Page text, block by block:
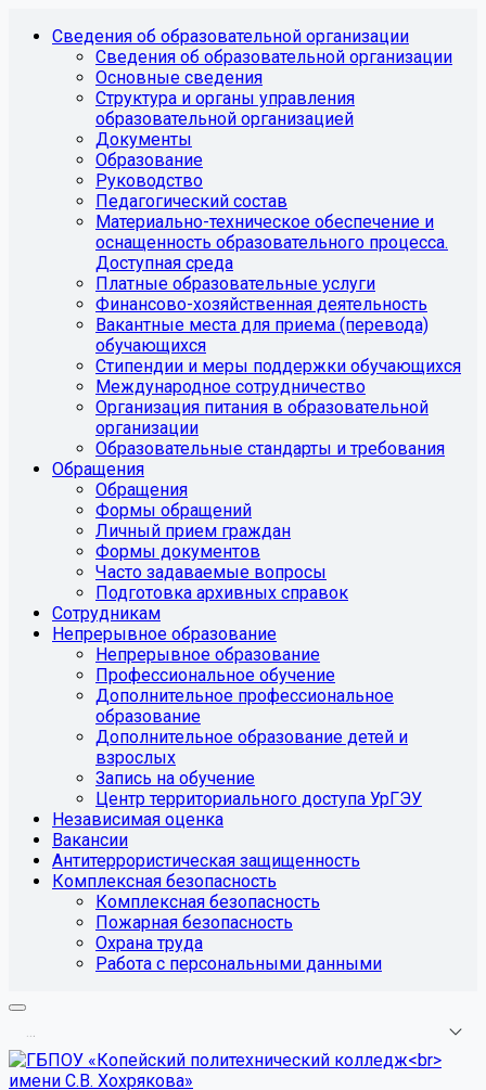
Сведения об образовательной организации
Сведения об образовательной организации
Основные сведения
Структура и органы управления
образовательной организацией
Документы
Образование
Руководство
Педагогический состав
Материально-техническое обеспечение и
оснащенность образовательного процесса.
Доступная среда
Платные образовательные услуги
Финансово-хозяйственная деятельность
Вакантные места для приема (перевода)
обучающихся
Стипендии и меры поддержки обучающихся
Международное сотрудничество
Организация питания в образовательной
организации
Образовательные стандарты и требования
Обращения
Обращения
Формы обращений
Личный прием граждан
Формы документов
Часто задаваемые вопросы
Подготовка архивных справок
Сотрудникам
Непрерывное образование
Непрерывное образование
Профессиональное обучение
Дополнительное профессиональное
образование
Дополнительное образование детей и
взрослых
Запись на обучение
Центр территориального доступа УрГЭУ
Независимая оценка
Вакансии
Антитеррористическая защищенность
Комплексная безопасность
Комплексная безопасность
Пожарная безопасность
Охрана труда
Работа с персональными данными
...